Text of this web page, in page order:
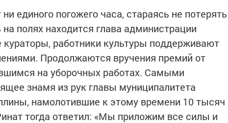
единого погожего часа, стараясь не потерять
полях находится глава администрации
работники культуры поддерживают
Продолжаются вручения премий от
на уборочных работах. Самыми
знамя из рук главы муниципалитета
намолотившие к этому времени 10 тысяч
тогда ответил: «Мы приложим все силы и